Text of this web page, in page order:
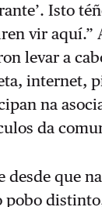
Isto
vir aquí.”
levar a
internet,
na
da
que